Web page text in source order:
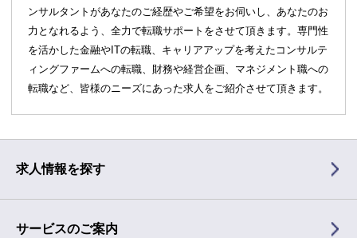
ンサルタントがあなたのご経歴やご希望をお伺いし、あなたのお
力となれるよう、全力で転職サポートをさせて頂きます。専門性
を活かした金融やITの転職、キャリアアップを考えたコンサルテ
ィングファームへの転職、財務や経営企画、マネジメント職への
転職など、皆様のニーズにあった求人をご紹介させて頂きます。
求人情報を探す
サービスのご案内